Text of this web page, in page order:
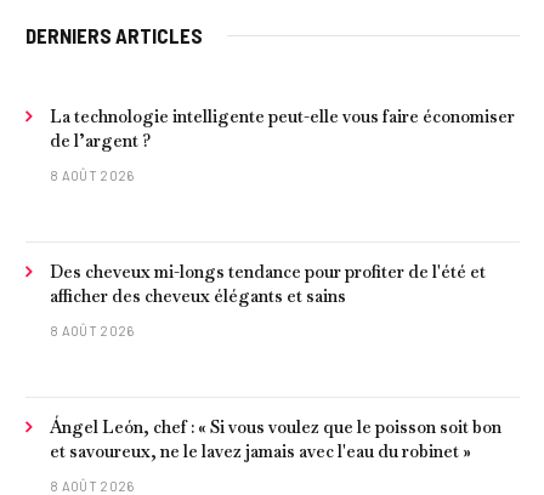
DERNIERS ARTICLES
La technologie intelligente peut-elle vous faire économiser
de l’argent ?
8 AOÛT 2026
Des cheveux mi-longs tendance pour profiter de l'été et
afficher des cheveux élégants et sains
8 AOÛT 2026
Ángel León, chef : « Si vous voulez que le poisson soit bon
et savoureux, ne le lavez jamais avec l'eau du robinet »
8 AOÛT 2026